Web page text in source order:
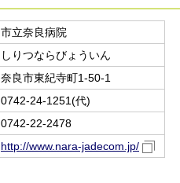
市立奈良病院
しりつならびょういん
奈良市東紀寺町1-50-1
0742-24-1251(代)
0742-22-2478
http://www.nara-jadecom.jp/